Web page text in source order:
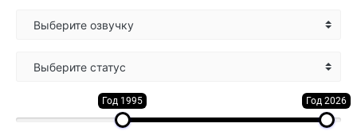
Выберите озвучку
Выберите статус
Год 1995 Год 2026